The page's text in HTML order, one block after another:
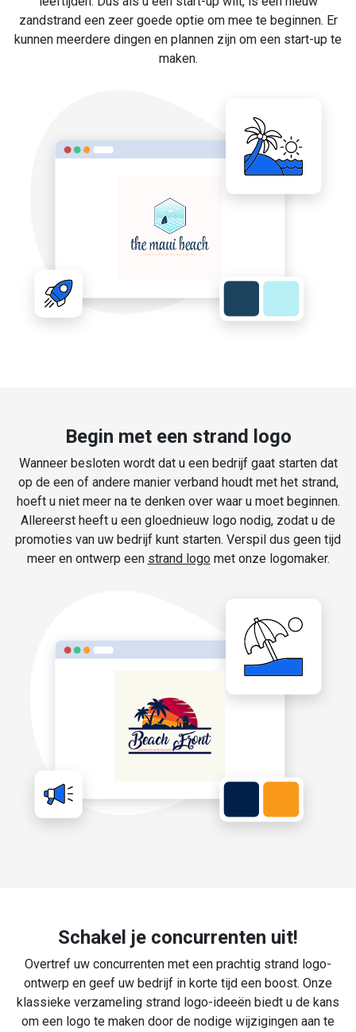
zandstrand een zeer goede optie om mee te beginnen. Er
kunnen meerdere dingen en plannen zijn om een start-up te
maken.
Begin met een strand logo
Wanneer besloten wordt dat u een bedrijf gaat starten dat
op de een of andere manier verband houdt met het strand,
hoeft u niet meer na te denken over waar u moet beginnen.
Allereerst heeft u een gloednieuw logo nodig, zodat u de
promoties van uw bedrijf kunt starten. Verspil dus geen tijd
meer en ontwerp een strand logomet onze logomaker.
Schakel je concurrenten uit!
Overtref uw concurrenten met een prachtig strand logo-
ontwerp en geef uw bedrijf in korte tijd een boost. Onze
klassieke verzameling strand logo-ideeën biedt u de kans
om een logo te maken door de nodige wijzigingen aan te